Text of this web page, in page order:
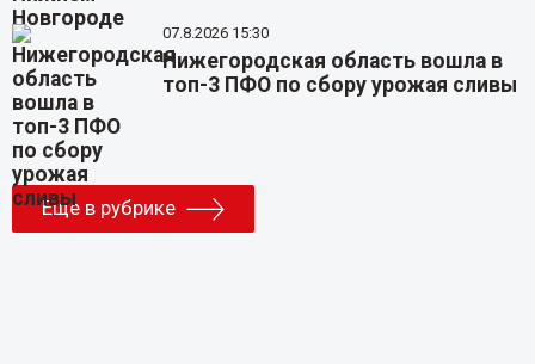
07.8.2026 15:30
Нижегородская область вошла в
топ-3 ПФО по сбору урожая сливы
Еще в рубрике